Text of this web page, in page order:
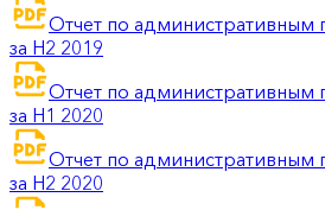
Отчет по административным
за H2 2019
Отчет по административным
за H1 2020
Отчет по административным
за H2 2020